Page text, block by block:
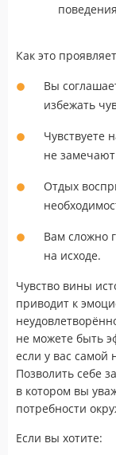
Как это
Вы
избежать
Чувствуете
не
Отдых
Вам сложно
на исходе.
Чувство вины
приводит к
не можете быть
если у вас самой
Позволить себе
в котором вы
потребности
Если вы хотите: